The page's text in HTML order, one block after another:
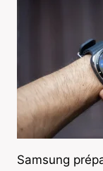
Samsung